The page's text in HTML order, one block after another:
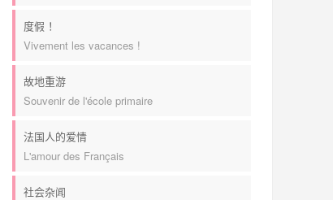
度假 ！
Vivement les vacances !
故地重游
Souvenir de l'école primaire
法国人的爱情
L'amour des Français
社会杂闻